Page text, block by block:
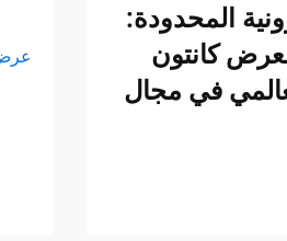
المحدودة:
كانتون
في مجال